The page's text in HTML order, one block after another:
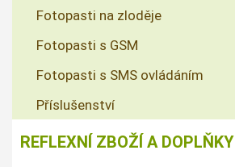
Fotopasti na zloděje
Fotopasti s GSM
Fotopasti s SMS ovládáním
Příslušenství
REFLEXNÍ ZBOŽÍ A DOPLŇKY